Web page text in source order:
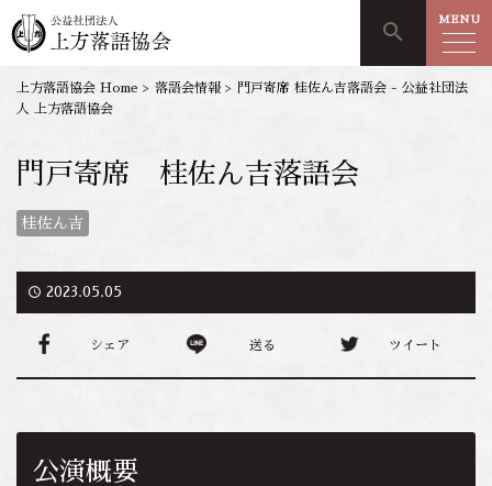
search MENU
上方落語協会 Home > 落語会情報 > 門戸寄席 桂佐ん吉落語会 - 公益社団法
人 上方落語協会
門戸寄席 桂佐ん吉落語会
桂佐ん吉
access_time 2023.05.05
シェア 送る ツイート
公演概要